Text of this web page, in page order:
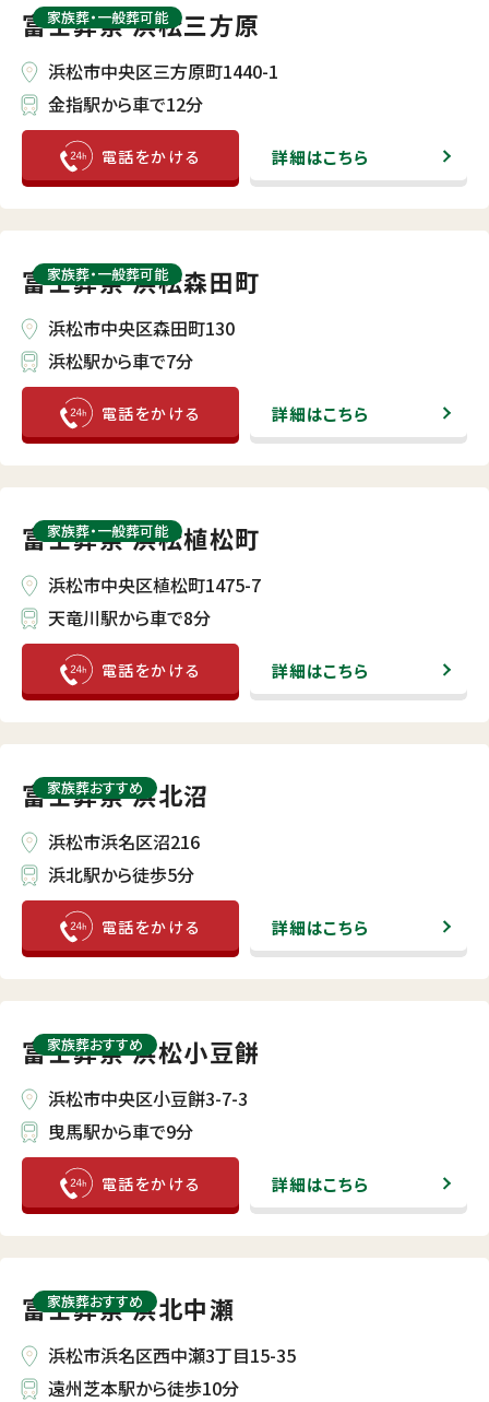
富士葬祭 浜松三方原
家族葬・⼀般葬可能
浜松市中央区三方原町1440-1
金指駅から車で12分
詳細はこちら
富士葬祭 浜松森田町
家族葬・⼀般葬可能
浜松市中央区森田町130
浜松駅から車で7分
詳細はこちら
富士葬祭 浜松植松町
家族葬・⼀般葬可能
浜松市中央区植松町1475-7
天竜川駅から車で8分
詳細はこちら
富士葬祭 浜北沼
家族葬おすすめ
浜松市浜名区沼216
浜北駅から徒歩5分
詳細はこちら
富士葬祭 浜松小豆餅
家族葬おすすめ
浜松市中央区小豆餅3-7-3
曳馬駅から車で9分
詳細はこちら
富士葬祭 浜北中瀬
家族葬おすすめ
浜松市浜名区西中瀬3丁目15-35
遠州芝本駅から徒歩10分